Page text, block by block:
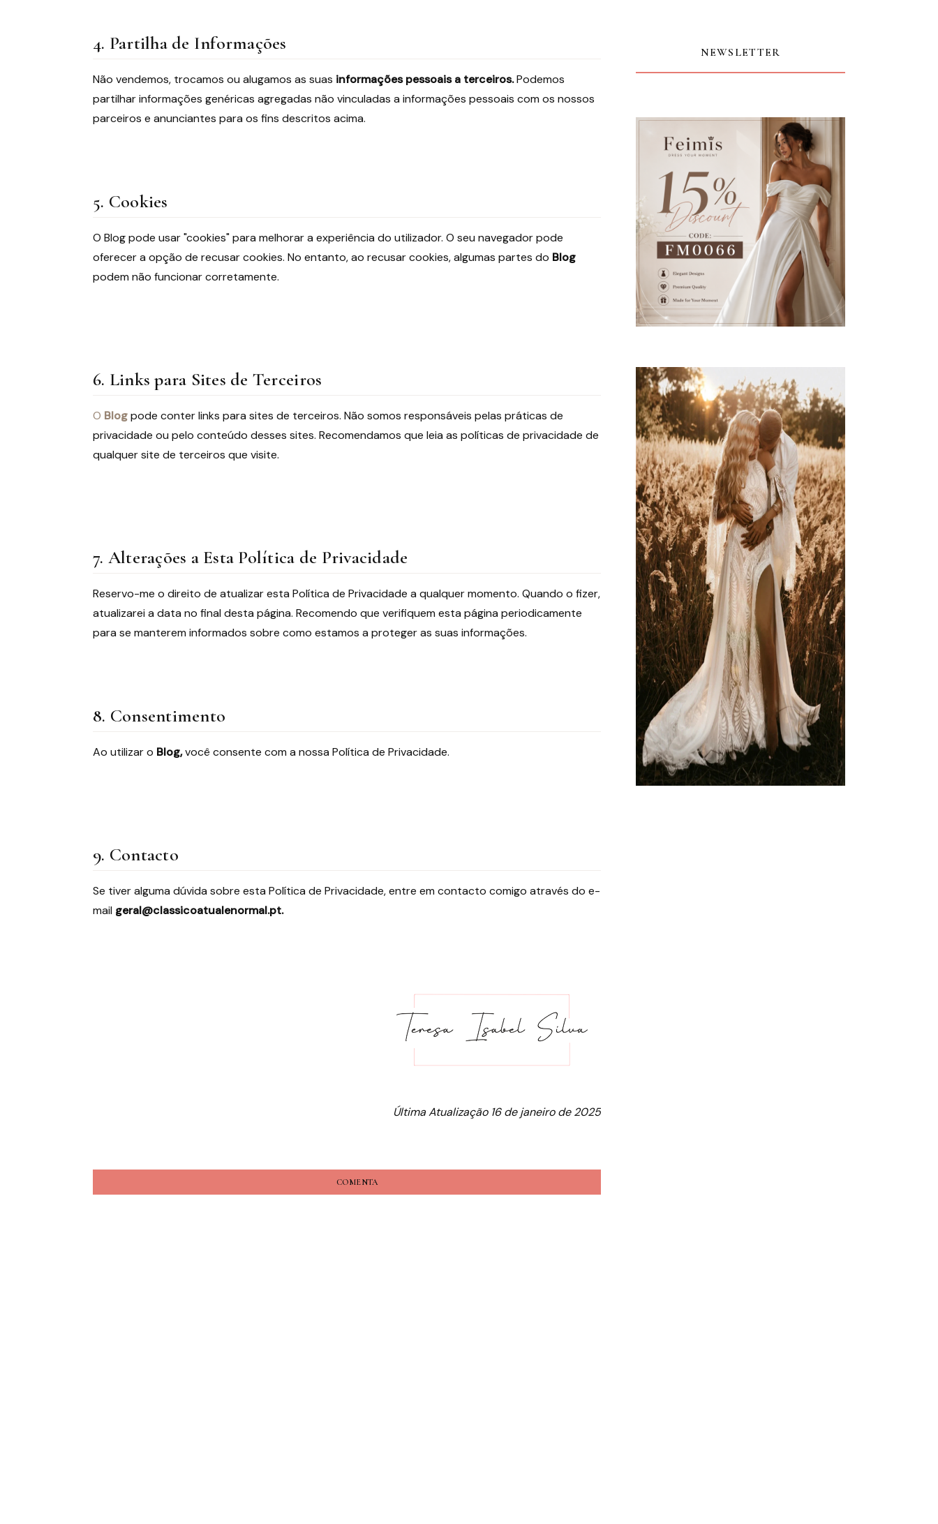
4. Partilha de Informações
Não vendemos, trocamos ou alugamos as suas informações pessoais a terceiros.Podemos
partilhar informações genéricas agregadas não vinculadas a informações pessoais com os nossos
parceiros e anunciantes para os fins descritos acima.
5. Cookies
O Blog pode usar "cookies" para melhorar a experiência do utilizador. O seu navegador pode
oferecer a opção de recusar cookies. No entanto, ao recusar cookies, algumas partes do Blog
podem não funcionar corretamente.
6. Links para Sites de Terceiros
O Blogpode conter links para sites de terceiros. Não somos responsáveis pelas práticas de
privacidade ou pelo conteúdo desses sites. Recomendamos que leia as políticas de privacidade de
qualquer site de terceiros que visite.
7. Alterações a Esta Política de Privacidade
Reservo-me o direito de atualizar esta Política de Privacidade a qualquer momento. Quando o fizer,
atualizarei a data no final desta página. Recomendo que verifiquem esta página periodicamente
para se manterem informados sobre como estamos a proteger as suas informações.
8. Consentimento
Ao utilizar o Blog,você consente com a nossa Política de Privacidade.
9. Contacto
Se tiver alguma dúvida sobre esta Política de Privacidade, entre em contacto comigo através do e-
mail geral@classicoatualenormal.pt.
Última Atualização 16 de janeiro de 2025
COMENTA
NEWSLETTER